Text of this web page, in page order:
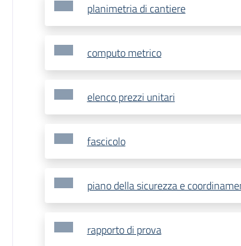
planimetria di cantiere
computo metrico
elenco prezzi unitari
fascicolo
piano della sicurezza e
rapporto di prova